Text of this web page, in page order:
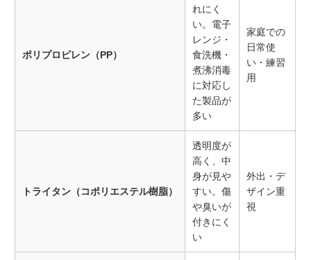
ポリプロピレン（PP）
れにく
い。電子
レンジ・
食洗機・
煮沸消毒
に対応し
た製品が
多い
家庭での
日常使
い・練習
用
トライタン（コポリエステル樹脂）
透明度が
高く、中
身が見や
すい。傷
や臭いが
付きにく
い
外出・デ
ザイン重
視